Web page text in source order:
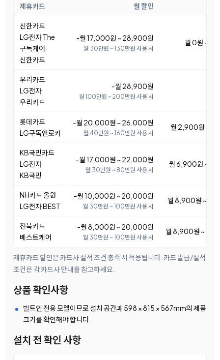
제휴카드 월 할인
신한카드
LG전자 The
구독케어
신한카드
-월 17,000원 ~ 28,900원
월 30만원 ~ 130만원 사용 시
월 0원 ~
우리카드
LG전자
우리카드
-월 28,900원
월 100만원 ~ 200만원 사용 시
롯데카드
LG구독엔로카
-월 20,000원 ~ 26,000원
월 40만원 ~ 160만원 사용 시
월 2,900원 ~
KB국민카드
LG전자
KB국민
-월 17,000원 ~ 22,000원
월 30만원 ~ 80만원 사용 시
월 6,900원 ~
NH카드 올원
LG전자 BEST
-월 10,000원 ~ 20,000원
월 30만원 ~ 100만원 사용 시
월 8,900원 ~
전북카드
베스트케어
-월 8,000원 ~ 20,000원
월 30만원 ~ 100만원 사용 시
월 8,900원 ~
제휴카드 할인은 카드사 실적 조건 충족 시 적용됩니다. 카드 발급/실적
조건은 각 카드사 안내를 참고하세요.
상품 확인사항
빌트인 전용 모델이므로 설치 공간과 598 × 815 × 567mm의 제품
크기를 확인해야 합니다.
설치 전 확인 사항